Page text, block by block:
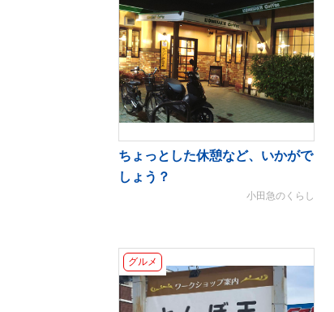
ちょっとした休憩など、いかがで
しょう？
小田急のくらし
グルメ